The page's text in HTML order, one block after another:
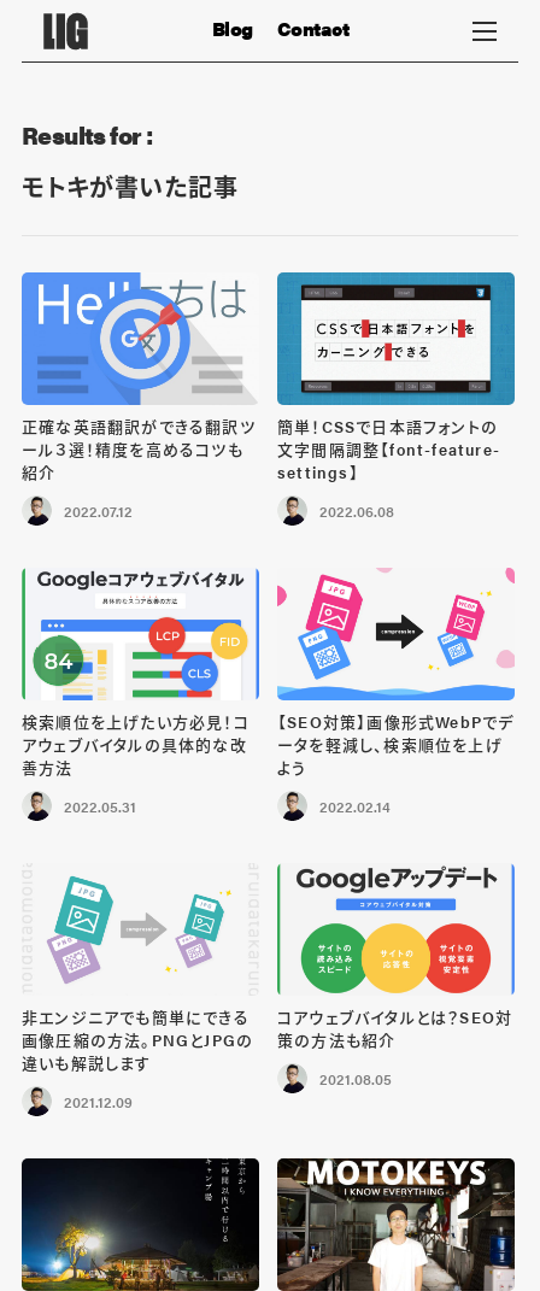
Contact
Blog
Results for :
モトキが書いた記事
正確な英語翻訳ができる翻訳ツ
ール３選！精度を高めるコツも
紹介
2022.07.12
簡単！CSSで日本語フォントの
文字間隔調整【font-feature-
settings】
2022.06.08
検索順位を上げたい方必見！コ
アウェブバイタルの具体的な改
善方法
2022.05.31
【SEO対策】画像形式WebPでデ
ータを軽減し、検索順位を上げ
よう
2022.02.14
非エンジニアでも簡単にできる
画像圧縮の方法。PNGとJPGの
違いも解説します
2021.12.09
コアウェブバイタルとは？SEO対
策の方法も紹介
2021.08.05